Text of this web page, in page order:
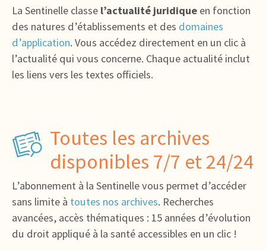
La Sentinelle classe l’actualité juridique en fonction
des natures d’établissements et des domaines
d’application. Vous accédez directement en un clic à
l’actualité qui vous concerne. Chaque actualité inclut
les liens vers les textes officiels.
Toutes les archives
disponibles 7/7 et 24/24
L’abonnement à la Sentinelle vous permet d’accéder
sans limite à toutes nos archives. Recherches
avancées, accès thématiques : 15 années d’évolution
du droit appliqué à la santé accessibles en un clic !